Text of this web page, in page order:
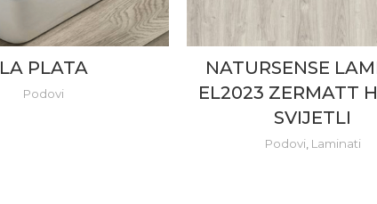
LA PLATA
Podovi
NATURSENSE
EL2023 ZERMATT
SVIJETLI
Podovi Laminati